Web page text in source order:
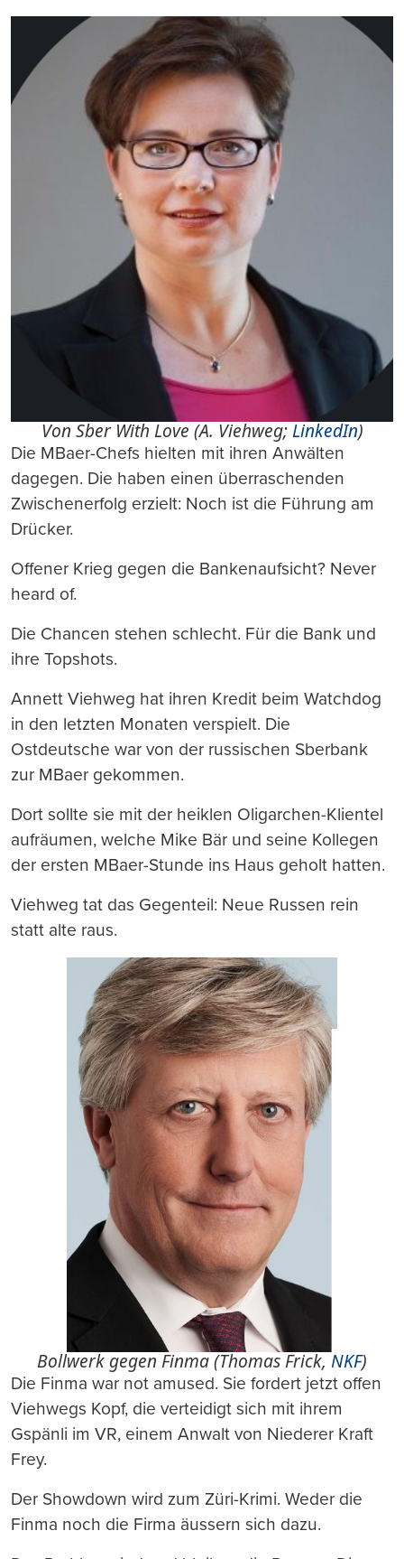
Von Sber With Love (A. Viehweg;LinkedIn)
Die MBaer-Chefs hielten mit ihren Anwälten
dagegen. Die haben einen überraschenden
Zwischenerfolg erzielt: Noch ist die Führung am
Drücker.
Offener Krieg gegen die Bankenaufsicht? Never
heard of.
Die Chancen stehen schlecht. Für die Bank und
ihre Topshots.
Annett Viehweg hat ihren Kredit beim Watchdog
in den letzten Monaten verspielt. Die
Ostdeutsche war von der russischen Sberbank
zur MBaer gekommen.
Dort sollte sie mit der heiklen Oligarchen-Klientel
aufräumen, welche Mike Bär und seine Kollegen
der ersten MBaer-Stunde ins Haus geholt hatten.
Viehweg tat das Gegenteil: Neue Russen rein
statt alte raus.
Bollwerk gegen Finma (Thomas Frick,NKF)
Die Finma war not amused. Sie fordert jetzt offen
Viehwegs Kopf, die verteidigt sich mit ihrem
Gspänli im VR, einem Anwalt von Niederer Kraft
Frey.
Der Showdown wird zum Züri-Krimi. Weder die
Finma noch die Firma äussern sich dazu.